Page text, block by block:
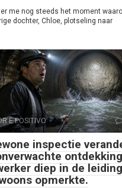
me nog steeds het moment
dochter, Chloe, plotseling naar
E POSITIVO
inspectie
diep in de
opmerkte.